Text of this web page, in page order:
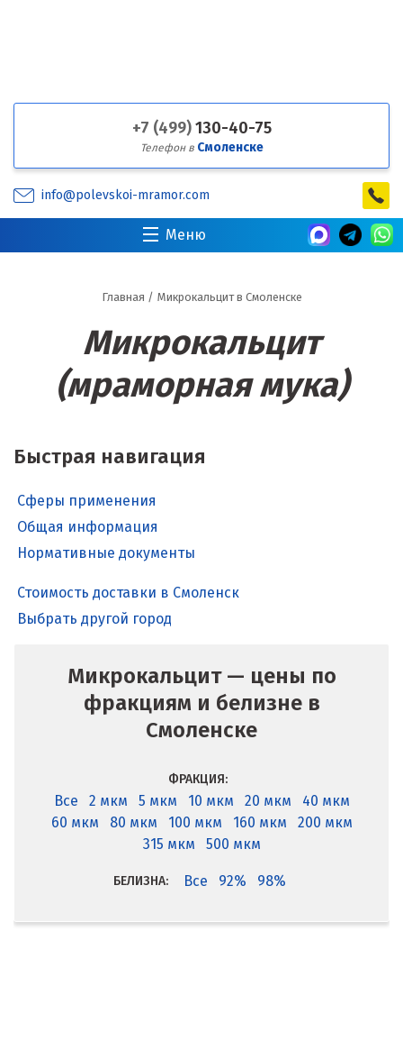
+7 (499)130-40-75
Телефон в Смоленске
info@polevskoi-mramor.com
Меню
Главная / Микрокальцит в Смоленске
Микрокальцит
(мраморная мука)
Быстрая навигация
Сферы применения
Общая информация
Нормативные документы
Выбрать другой город
Микрокальцит — цены по
фракциям и белизне в
Смоленске
ФРАКЦИЯ:
Все 2 мкм 5 мкм 10 мкм 20 мкм
40 мкм
60 мкм
80 мкм 100 мкм 160 мкм
200 мкм
315 мкм
500 мкм
БЕЛИЗНА: Все 92% 98%